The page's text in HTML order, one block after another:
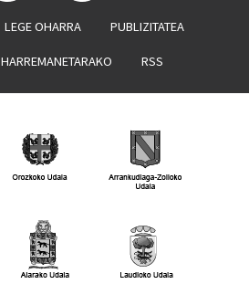
LEGE OHARRA PUBLIZITATEA
HARREMANETARAKO RSS